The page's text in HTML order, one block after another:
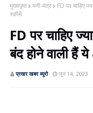
मुख्यपृष्ठ मनी-मंत्र
FD पर चाहिए
स्‍कीमें
FD पर चाहिए
बंद होने वाली हैं
प्रखर खबर ब्‍यूरो जून 14, 2023